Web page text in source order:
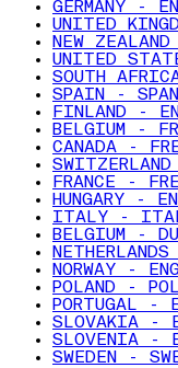
GERMANY -
UNITED
NEW
UNITED
SOUTH
SPAIN -
FINLAND -
BELGIUM -
CANADA -
FRANCE -
HUNGARY -
ITALY -
BELGIUM -
NORWAY -
POLAND -
PORTUGAL -
SLOVAKIA -
SLOVENIA -
SWEDEN -